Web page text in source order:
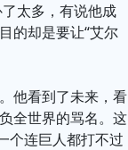
太多，有说他成
的却是要让“艾尔
他看到了未来，看
全世界的骂名。这
个连巨人都打不过